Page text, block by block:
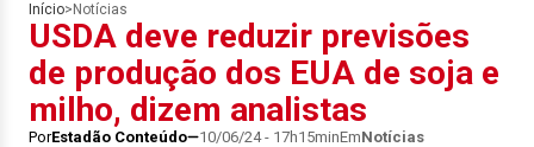
Início> Notícias
USDA deve reduzir previsões
de produção dos EUA de soja e
milho, dizem analistas
PorEstadão Conteúdo 10/06/24 - 17h15minEmNotícias